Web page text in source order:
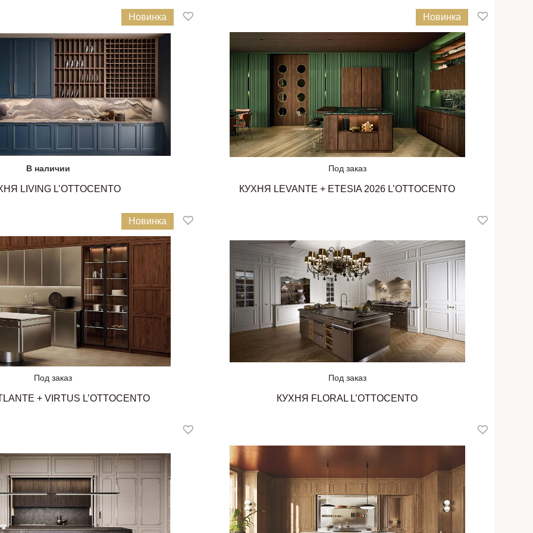
Новинка
В наличии
LIVING L’OTTOCENTO
Новинка
Под заказ
КУХНЯ LEVANTE + ETESIA 2026 L’OTTOCENTO
Новинка
Под заказ
+ VIRTUS L’OTTOCENTO
Под заказ
КУХНЯ FLORAL L’OTTOCENTO